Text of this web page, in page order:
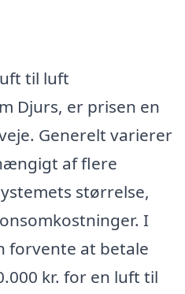
til luft
Djurs, er prisen en
Generelt varierer
af flere
størrelse,
I
forvente at betale
kr. for en luft til